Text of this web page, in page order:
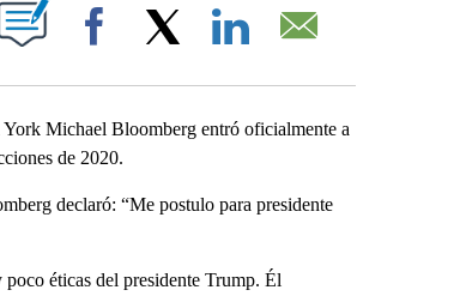
Facebook
Michael Bloomberg entró oficialmente a
de 2020.
declaró: “Me postulo para presidente
éticas del presidente Trump. Él